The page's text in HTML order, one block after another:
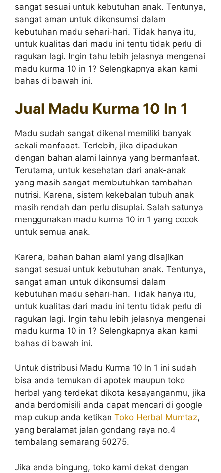
sangat sesuai untuk kebutuhan anak. Tentunya,
sangat aman untuk dikonsumsi dalam
kebutuhan madu sehari-hari. Tidak hanya itu,
untuk kualitas dari madu ini tentu tidak perlu di
ragukan lagi. Ingin tahu lebih jelasnya mengenai
madu kurma 10 in 1? Selengkapnya akan kami
bahas di bawah ini.
Jual Madu Kurma 10 In 1
Madu sudah sangat dikenal memiliki banyak
sekali manfaaat. Terlebih, jika dipadukan
dengan bahan alami lainnya yang bermanfaat.
Terutama, untuk kesehatan dari anak-anak
yang masih sangat membutuhkan tambahan
nutrisi. Karena, sistem kekebalan tubuh anak
masih rendah dan perlu disuplai. Salah satunya
menggunakan madu kurma 10 in 1 yang cocok
untuk semua anak.
Karena, bahan bahan alami yang disajikan
sangat sesuai untuk kebutuhan anak. Tentunya,
sangat aman untuk dikonsumsi dalam
kebutuhan madu sehari-hari. Tidak hanya itu,
untuk kualitas dari madu ini tentu tidak perlu di
ragukan lagi. Ingin tahu lebih jelasnya mengenai
madu kurma 10 in 1? Selengkapnya akan kami
bahas di bawah ini.
Untuk distribusi Madu Kurma 10 In 1 ini sudah
bisa anda temukan di apotek maupun toko
herbal yang terdekat dikota kesayanganmu, jika
anda berdomisili anda dapat mencari di google
map cukup anda ketikan Toko Herbal Mumtaz,
yang beralamat jalan gondang raya no.4
tembalang semarang 50275.
Jika anda bingung, toko kami dekat dengan